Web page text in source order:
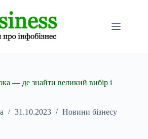
— де знайти великий вибір і
31.10.2023 Новини бізнесу